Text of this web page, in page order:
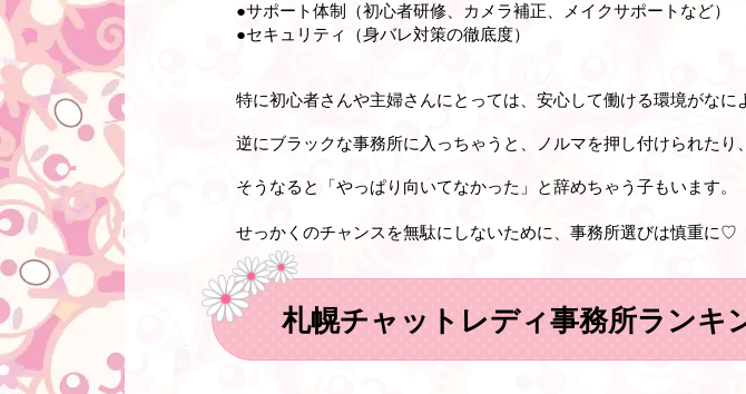
●サポート体制（初心者研修、カメラ補正、メイクサポートなど）
●セキュリティ（身バレ対策の徹底度）
特に初心者さんや主婦さんにとっては、 安心して働ける環境がなに
逆にブラックな事務所に入っちゃうと、ノルマを押し付けられたり
そうなると「やっぱり向いてなかった」と辞めちゃう子もいます。
せっかくのチャンスを無駄にしないために、事務所選びは慎重に♡
札幌チャットレディ事務所ランキ